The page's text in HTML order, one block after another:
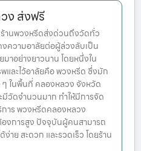
ง ส่งฟรี
านพวงหรีดส่งด่วนถึงวัดทั่ว
ความอาลัยต่อผู้ล่วงลับเป็น
าอย่างยาวนาน โดยหนึ่งใน
ละไว้อาลัยคือ พวงหรีด ซึ่งมัก
ในพื้นที่ คลองหลวง จังหวัด
วัดจำนวนมาก ทำให้มีการจัด
าร พวงหรีดคลองหลวง
งการสูง ปัจจุบันผู้คนสามารถ
าย สะดวก และรวดเร็ว โดยร้าน